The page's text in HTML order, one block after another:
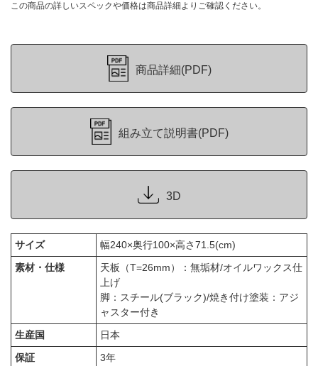
この商品の詳しいスペックや価格は商品詳細よりご確認ください。
商品詳細(PDF)
組み立て説明書(PDF)
3D
サイズ
幅240×奥行100×高さ71.5(cm)
素材・仕様
天板（T=26mm）：無垢材/オイルワックス仕
上げ
脚：スチール(ブラック)/焼き付け塗装：アジ
ャスター付き
生産国
日本
保証
3年